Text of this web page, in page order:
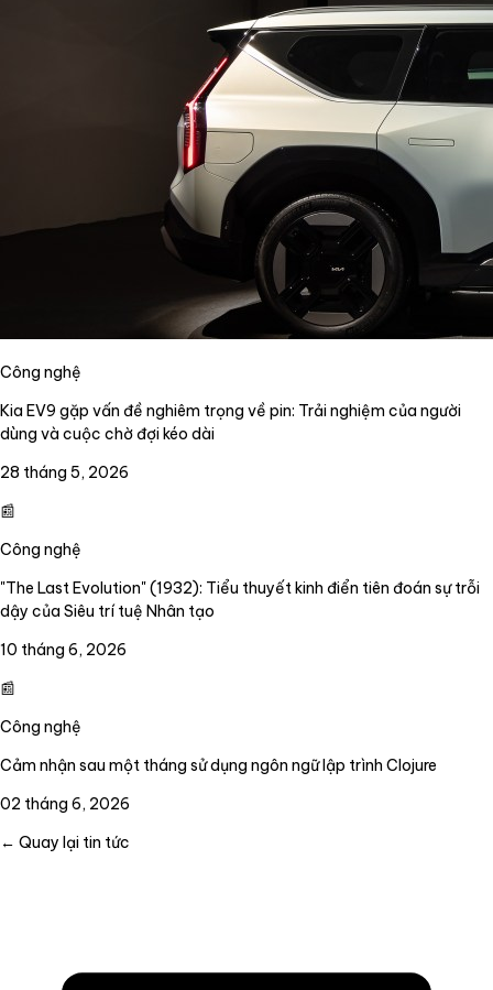
Công nghệ
Kia EV9 gặp vấn đề nghiêm trọng về pin: Trải nghiệm của người
dùng và cuộc chờ đợi kéo dài
28 tháng 5, 2026
📰
Công nghệ
"The Last Evolution" (1932): Tiểu thuyết kinh điển tiên đoán sự trỗi
dậy của Siêu trí tuệ Nhân tạo
10 tháng 6, 2026
📰
Công nghệ
Cảm nhận sau một tháng sử dụng ngôn ngữ lập trình Clojure
02 tháng 6, 2026
← Quay lại tin tức